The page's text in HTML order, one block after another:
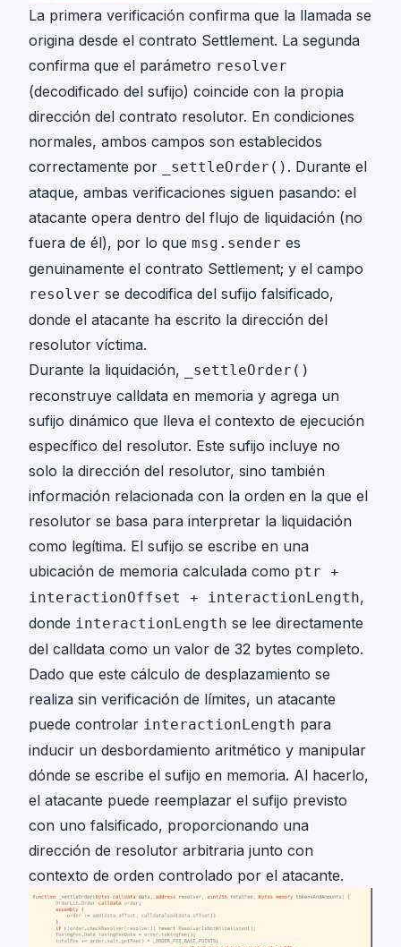
La primera verificación confirma que la llamada se
origina desde el contrato Settlement. La segunda
confirma que el parámetro resolver
(decodificado del sufijo) coincide con la propia
dirección del contrato resolutor. En condiciones
normales, ambos campos son establecidos
correctamente por
_settleOrder() . Durante el
ataque, ambas verificaciones siguen pasando: el
atacante opera dentro del flujo de liquidación (no
fuera de él), por lo que msg.sender es
genuinamente el contrato Settlement; y el campo
resolver se decodifica del sufijo falsificado,
donde el atacante ha escrito la dirección del
resolutor víctima.
Durante la liquidación,
_settleOrder()
reconstruye calldata en memoria y agrega un
sufijo dinámico que lleva el contexto de ejecución
específico del resolutor. Este sufijo incluye no
solo la dirección del resolutor, sino también
información relacionada con la orden en la que el
resolutor se basa para interpretar la liquidación
como legítima. El sufijo se escribe en una
ubicación de memoria calculada como ptr +
interactionOffset + interactionLength,
donde interactionLength se lee directamente
del calldata como un valor de 32 bytes completo.
Dado que este cálculo de desplazamiento se
realiza sin verificación de límites, un atacante
puede controlar interactionLength para
inducir un desbordamiento aritmético y manipular
dónde se escribe el sufijo en memoria. Al hacerlo,
el atacante puede reemplazar el sufijo previsto
con uno falsificado, proporcionando una
dirección de resolutor arbitraria junto con
contexto de orden controlado por el atacante.